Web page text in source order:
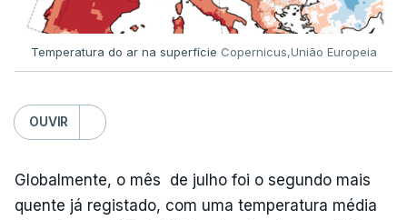
Temperatura do ar na superfície Copernicus,União Europeia
OUVIR
Globalmente, o mês de julho foi o segundo mais
quente já registado, com uma temperatura média